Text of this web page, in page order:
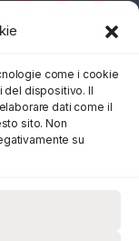
come i cookie
del dispositivo. Il
dati come il
sito. Non
su